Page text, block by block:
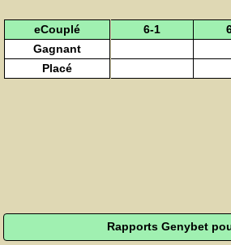
eCouplé 6-1
Gagnant
Placé
Rapports Genybet